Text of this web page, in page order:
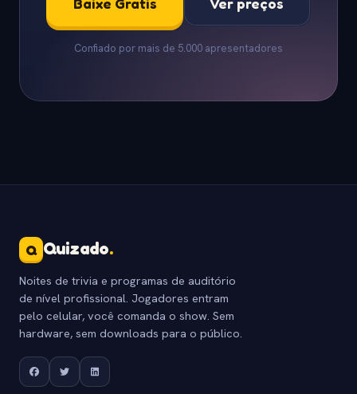
Baixe Gratis Ver preços
Confiado por mais de 5.000 apresentadores
Q Quizado.
Noites de trivia e programas de auditório
de nível profissional. Jogadores entram
pelo celular, você comanda o show. Sem
hardware, sem downloads para o público.